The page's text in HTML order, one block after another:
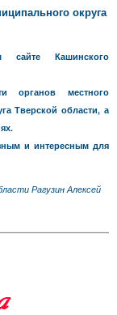
округа
Кашинского
органов местного
Тверской области, а
и интересным для
Рагузин Алексей